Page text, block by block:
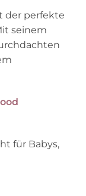
der perfekte
seinem
für Babys,